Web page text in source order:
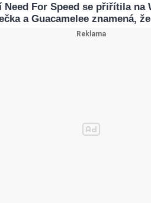
Need For Speed se přiřítila na
a Guacamelee znamená,